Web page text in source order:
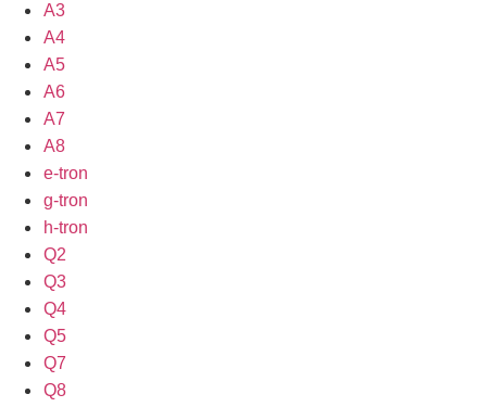
A3
A4
A5
A6
A7
A8
e-tron
g-tron
h-tron
Q2
Q3
Q4
Q5
Q7
Q8